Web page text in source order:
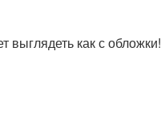
как с обложки!